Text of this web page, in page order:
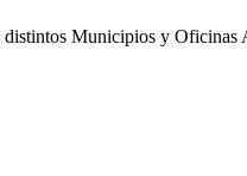
distintos Municipios y